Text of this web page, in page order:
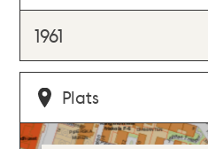
1961
Plats